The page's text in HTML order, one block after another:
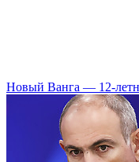
Новый Ванга — 12-